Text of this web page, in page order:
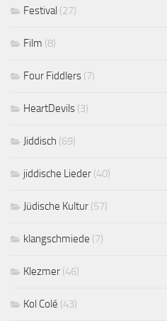
Festival (27)
Film (8)
Four Fiddlers (7)
HeartDevils (3)
Jiddisch (69)
jiddische Lieder (40)
Jüdische Kultur (57)
klangschmiede (7)
Klezmer (46)
Kol Colé (43)